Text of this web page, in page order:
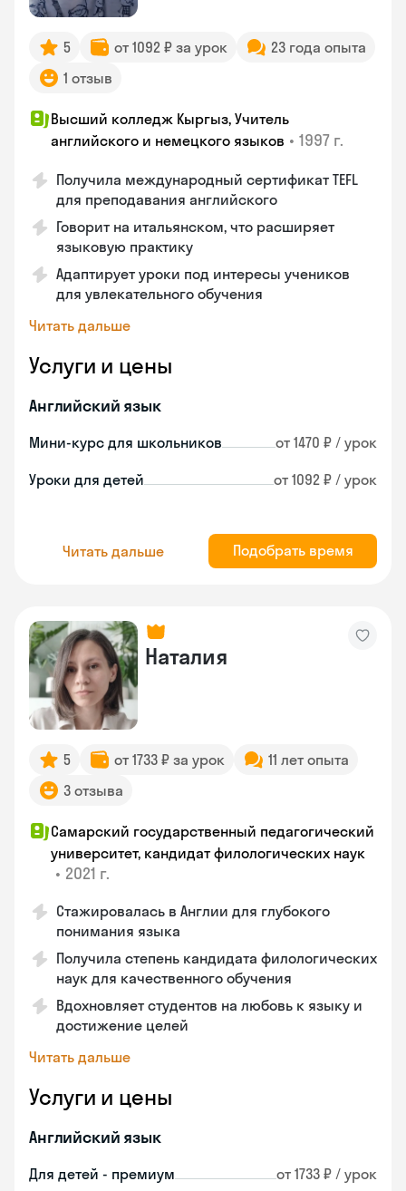
5 от 1092 ₽ за урок
23 года опыта
1 отзыв
Высший колледж Кыргыз, Учитель
английского и немецкого языков • 1997 г.
Получила международный сертификат TEFL
для преподавания английского
Говорит на итальянском, что расширяет
языковую практику
Адаптирует уроки под интересы учеников
для увлекательного обучения
Читать дальше
Услуги и цены
Английский язык
Мини-курс для школьников от 1470 ₽ / урок
Уроки для детей от 1092 ₽ / урок
Читать дальше Подобрать время
Наталия
5 от 1733 ₽ за урок
11 лет опыта
3 отзыва
Самарский государственный педагогический
университет, кандидат филологических наук
• 2021 г.
Стажировалась в Англии для глубокого
понимания языка
Получила степень кандидата филологических
наук для качественного обучения
Вдохновляет студентов на любовь к языку и
достижение целей
Читать дальше
Услуги и цены
Английский язык
Для детей - премиум от 1733 ₽ / урок